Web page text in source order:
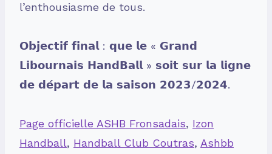
l’enthousiasme de tous.
𝗢𝗯𝗷𝗲𝗰𝘁𝗶𝗳 𝗳𝗶𝗻𝗮𝗹 : 𝗾𝘂𝗲 𝗹𝗲 « 𝗚𝗿𝗮𝗻𝗱
𝗟𝗶𝗯𝗼𝘂𝗿𝗻𝗮𝗶𝘀 𝗛𝗮𝗻𝗱𝗕𝗮𝗹𝗹 » 𝘀𝗼𝗶𝘁 𝘀𝘂𝗿 𝗹𝗮 𝗹𝗶𝗴𝗻𝗲
𝗱𝗲 𝗱𝗲́𝗽𝗮𝗿𝘁 𝗱𝗲 𝗹𝗮 𝘀𝗮𝗶𝘀𝗼𝗻 𝟮𝟬𝟮𝟯/𝟮𝟬𝟮𝟰.
Page officielle ASHB Fronsadais, Izon
Handball, Handball Club Coutras, Ashbb